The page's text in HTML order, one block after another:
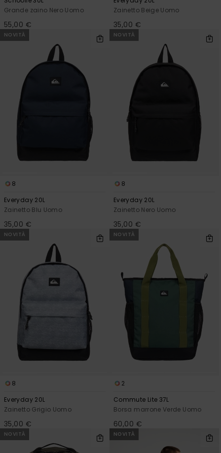
Grande zaino Nero Uomo
55,00 €
Zainetto Beige Uomo
35,00 €
NOVITÀ
8
Everyday 20L
Zainetto Blu Uomo
35,00 €
NOVITÀ
8
Everyday 20L
Zainetto Nero Uomo
35,00 €
NOVITÀ
8
Everyday 20L
Zainetto Grigio Uomo
35,00 €
NOVITÀ
2
Commute Lite 37L
Borsa marrone Verde Uomo
60,00 €
NOVITÀ NOVITÀ